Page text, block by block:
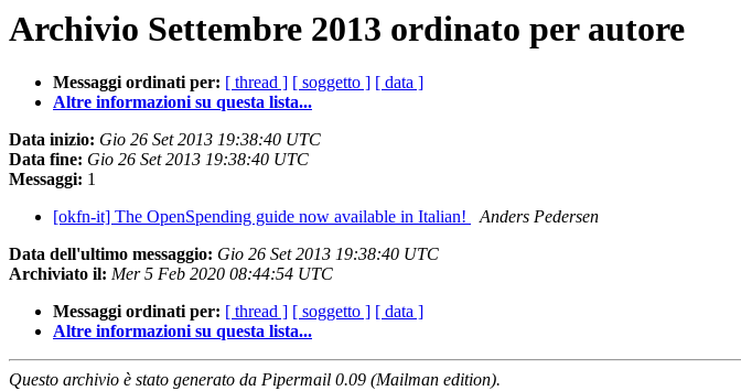
Archivio Settembre 2013 ordinato per autore
Messaggi ordinati per: [ thread ] [ soggetto ] [ data ]
Altre informazioni su questa lista...
Data inizio: Gio 26 Set 2013 19:38:40 UTC
Data fine: Gio 26 Set 2013 19:38:40 UTC
Messaggi: 1
[okfn-it] The OpenSpending guide now available in Italian!
Anders Pedersen
Data dell'ultimo messaggio: Gio 26 Set 2013 19:38:40 UTC
Archiviato il: Mer 5 Feb 2020 08:44:54 UTC
Messaggi ordinati per: [ thread ] [ soggetto ] [ data ]
Altre informazioni su questa lista...
Questo archivio è stato generato da Pipermail 0.09 (Mailman edition).